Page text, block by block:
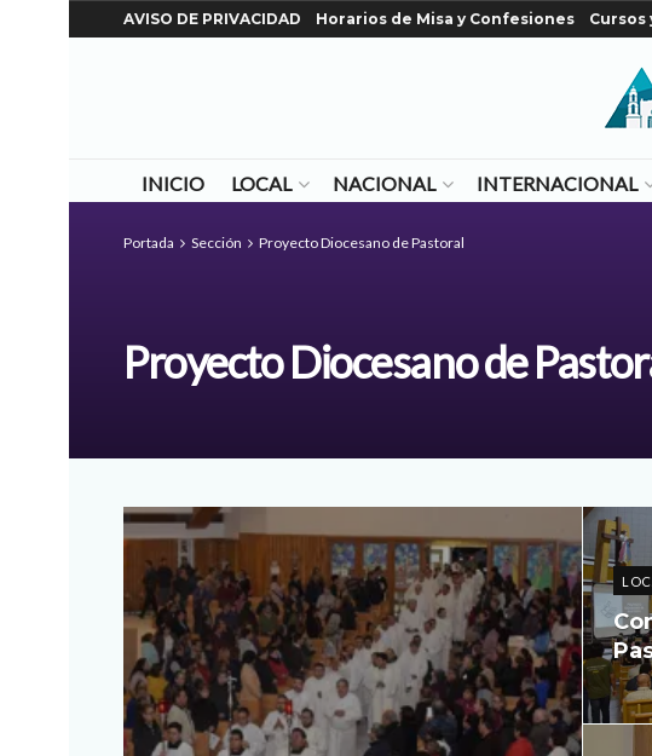
AVISO DE PRIVACIDAD Horarios de Misa y Confesiones Cursos
INICIO LOCAL NACIONAL INTERNACIONAL
Portada Sección Proyecto Diocesano de Pastoral
Proyecto Diocesano de